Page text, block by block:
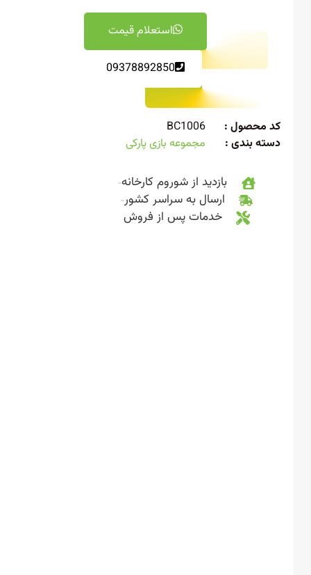
استعلام قیمت
09378892850
محصول :
BC1006
بندی :
مجموعه بازی پارکی
بازدید از شوروم کارخانه
ارسال به سراسر کشور
خدمات پس از فروش